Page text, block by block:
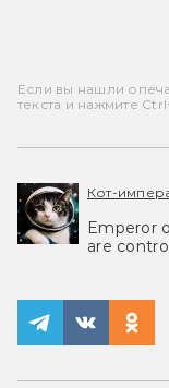
Если вы нашли
текста и нажмите
Кот-
Emperor
are